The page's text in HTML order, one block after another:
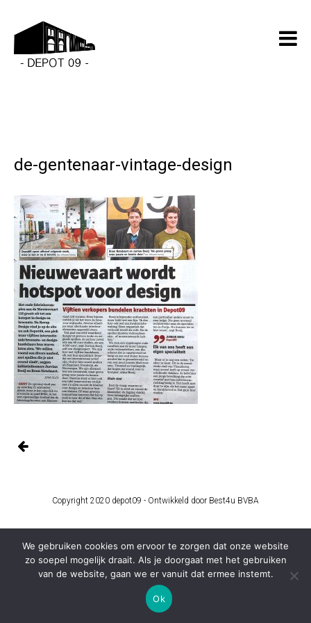
de-gentenaar-vintage-design
Copyright 2020 depot09 - Ontwikkeld door Best4u BVBA
We gebruiken cookies om ervoor te zorgen dat onze website
zo soepel mogelijk draait. Als je doorgaat met het gebruiken
van de website, gaan we er vanuit dat ermee instemt.
Ok